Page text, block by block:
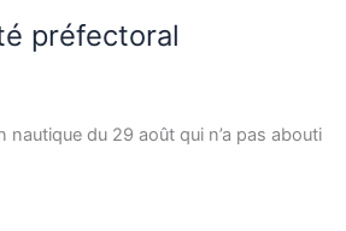
préfectoral
nautique du 29 août qui n’a pas abouti